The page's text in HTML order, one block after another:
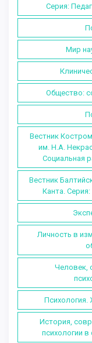
Серия:
Мир
Общество:
Вестник
им. Н.А.
Социальная
Вестник
Канта. Серия:
Личность в
Человек,
История,
психологии в